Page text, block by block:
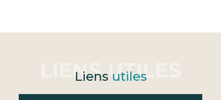
Liens utiles